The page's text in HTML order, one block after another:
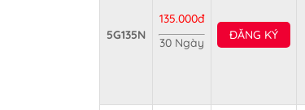
5G135N
135.000đ
30 Ngày
ĐĂNG KÝ